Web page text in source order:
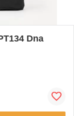
Dna